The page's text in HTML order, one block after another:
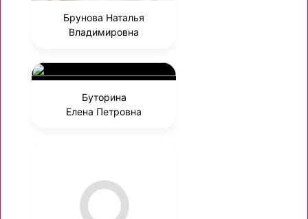
Брунова Наталья
Владимировна
Буторина
Елена Петровна